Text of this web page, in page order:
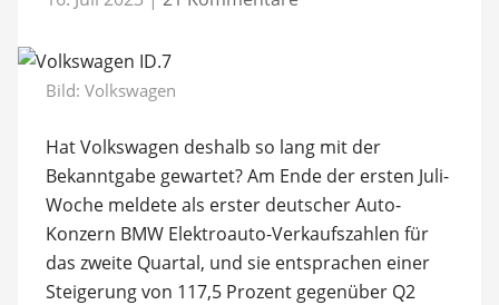
Bild: Volkswagen
Hat Volkswagen deshalb so lang mit der
Bekanntgabe gewartet? Am Ende der ersten Juli-
Woche meldete als erster deutscher Auto-
Konzern BMW Elektroauto-Verkaufszahlen für
das zweite Quartal, und sie entsprachen einer
Steigerung von 117,5 Prozent gegenüber Q2